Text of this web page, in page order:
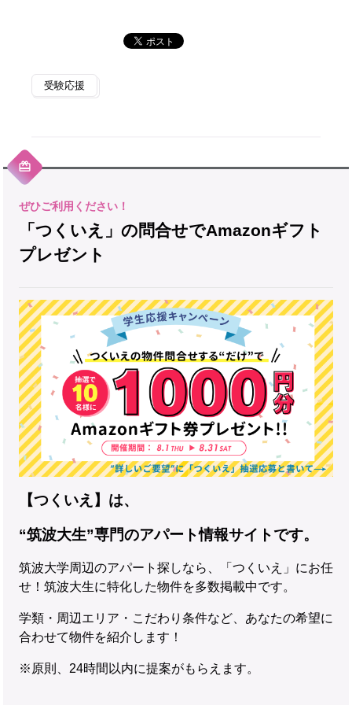
受験応援
「つくいえ」の問合せでAmazonギフト
プレゼント
【つくいえ】は、
“筑波大生”専門のアパート情報サイトです。
筑波大学周辺のアパート探しなら、「つくいえ」にお任
せ！筑波大生に特化した物件を多数掲載中です。
学類・周辺エリア・こだわり条件など、あなたの希望に
合わせて物件を紹介します！
※原則、24時間以内に提案がもらえます。